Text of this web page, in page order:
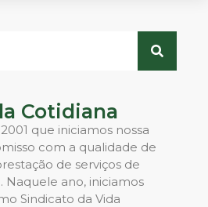
Cotidiana
que iniciamos nossa
com a qualidade de
de serviços de
Naquele ano, iniciamos
Sindicato da Vida